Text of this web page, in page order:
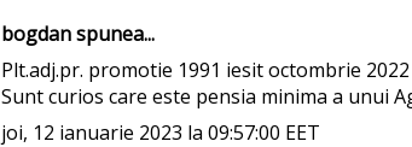
bogdanspunea...
Plt.adj.pr. promotie 1991 iesit octombrie 2022
Sunt curios care este pensia minima a unui
joi, 12 ianuarie 2023 la 09:57:00 EET